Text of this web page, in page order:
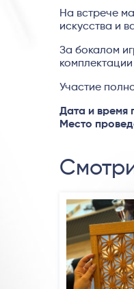
На встрече
искусства и
За бокалом
Участие
Дата и время
Место